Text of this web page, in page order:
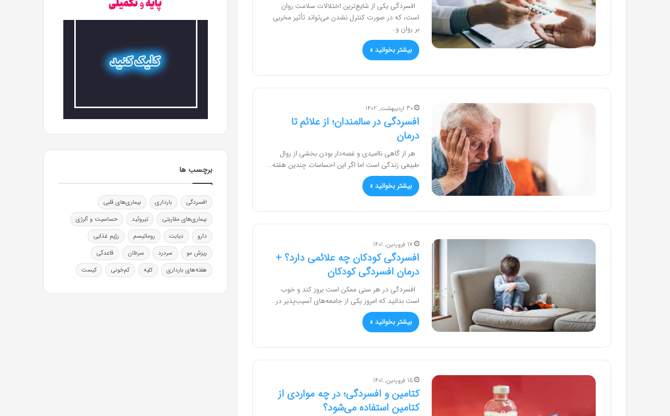
افسردگی یکی از شایع‌ترین اختلالات سلامت روان
است، که در صورت کنترل نشدن می‌تواند تأثیر مخربی
بر روان و…
بیشتر بخوانید »
30 اردیبهشت, 1402
افسردگی در سالمندان؛ از علائم تا
درمان
هر از گاهی ناامیدی و غصه‌دار بودن بخشی از روال
طبیعی زندگی است اما اگر این احساسات چندین هفته…
بیشتر بخوانید »
17 فروردین, 1401
افسردگی کودکان چه علائمی دارد؟ +
درمان افسردگی کودکان
افسردگی در هر سنی ممکن است بروز کند و خوب
است بدانید که امروز یکی از جامعه‌های آسیب‌پذیر در…
بیشتر بخوانید »
15 فروردین, 1401
کتامین و افسردگی؛ در چه مواردی از
کتامین استفاده می‌شود؟
برچسب ها
افسردگی بارداری
بیماری‌های قلبی
بیماری‌های مقاربتی
تیروئید
حساسیت و آلرژی
دارو
دیابت روماتیسم
رژیم غذایی
ریزش مو
سردرد سرطان
قاعدگی
هفته‌های بارداری
کلیه کم‌خونی کیست